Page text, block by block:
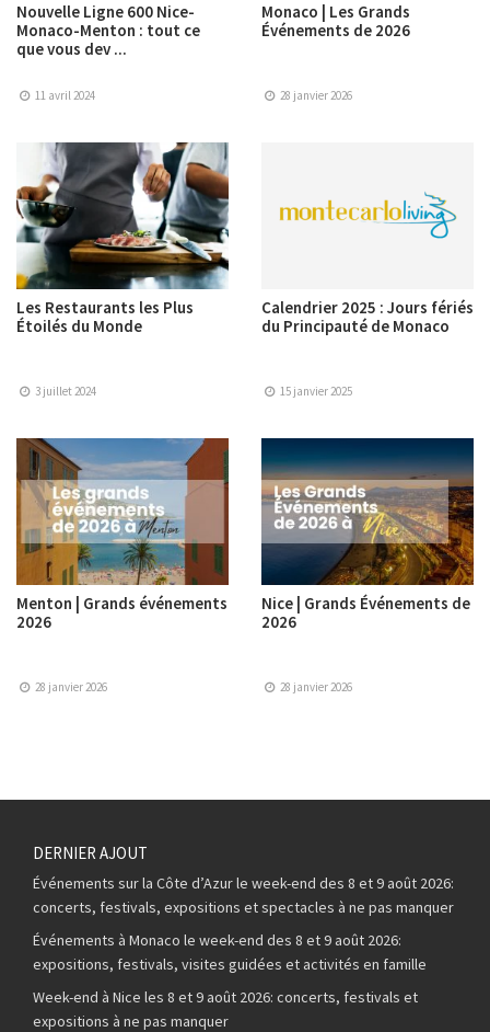
Nouvelle Ligne 600 Nice-
Monaco-Menton : tout ce
que vous dev ...
11 avril 2024
Monaco | Les Grands
Événements de 2026
28 janvier 2026
Les Restaurants les Plus
Étoilés du Monde
3 juillet 2024
Calendrier 2025 : Jours fériés
du Principauté de Monaco
15 janvier 2025
Menton | Grands événements
2026
28 janvier 2026
Nice | Grands Événements de
2026
28 janvier 2026
DERNIER AJOUT
Événements sur la Côte d’Azur le week-end des 8 et 9 août 2026:
concerts, festivals, expositions et spectacles à ne pas manquer
Événements à Monaco le week-end des 8 et 9 août 2026:
expositions, festivals, visites guidées et activités en famille
Week-end à Nice les 8 et 9 août 2026: concerts, festivals et
expositions à ne pas manquer